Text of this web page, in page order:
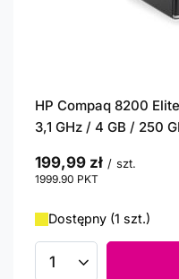
HP Compaq 8200
3,1 GHz / 4 GB / 250
199,99 zł / szt.
1999.90 PKT
Dostępny (1 szt.)
Ilość produktów